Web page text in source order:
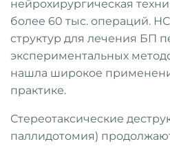
нейрохирургическая
более 60 тыс. операций.
структур для лечения БП
экспериментальных
нашла широкое
практике.
Стереотаксические
паллидотомия)